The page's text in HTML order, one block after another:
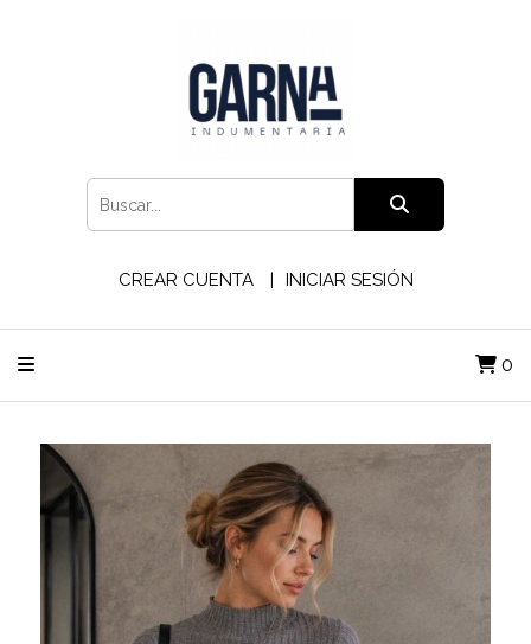
CREAR CUENTA INICIAR SESIÓN
0